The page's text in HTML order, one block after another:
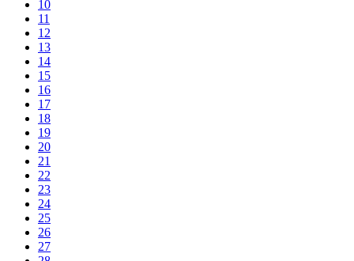
10
11
12
13
14
15
16
17
18
19
20
21
22
23
24
25
26
27